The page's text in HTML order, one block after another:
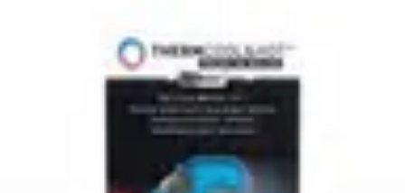
TechnologieRoutines
Relaxations Rapides